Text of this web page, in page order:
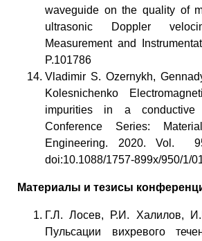
waveguide on the quality of
ultrasonic Doppler
Measurement and
P.101786
Vladimir S. Ozernykh,
Kolesnichenko
impurities in a
Conference Series:
Engineering. 2020. Vol.
doi:10.1088/1757-899x/950/1/
Материалы и тезисы
Г.Л. Лосев, Р.И. Халилов,
Пульсации вихревого